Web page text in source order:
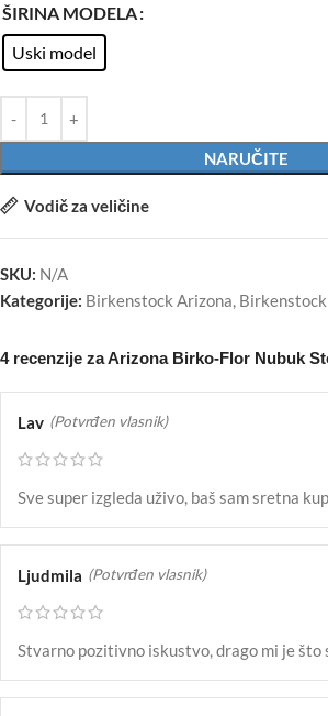
ŠIRINA MODELA
Uski model
NARUČITE
Vodič za veličine
SKU: N/A
Kategorije: Birkenstock Arizona
4 recenzije zaArizona Birko-Flor Nubuk
Lav (Potvrđen vlasnik)
Sve super izgleda uživo, baš sam sretna
Ljudmila (Potvrđen vlasnik)
Stvarno pozitivno iskustvo, drago mi je što